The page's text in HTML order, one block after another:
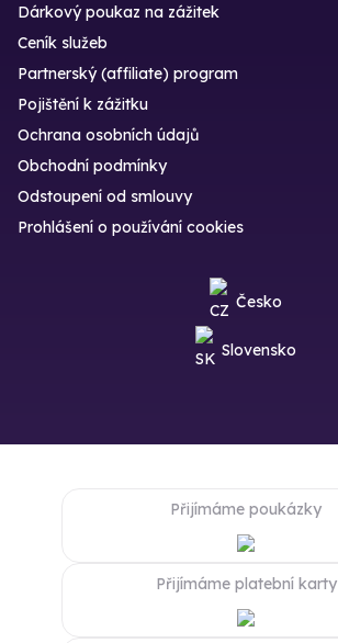
Dárkový poukaz na zážitek
Ceník služeb
Partnerský (affiliate) program
Pojištění k zážitku
Ochrana osobních údajů
Obchodní podmínky
Odstoupení od smlouvy
Prohlášení o používání cookies
Česko
Slovensko
Přijímáme poukázky
Přijímáme platební karty